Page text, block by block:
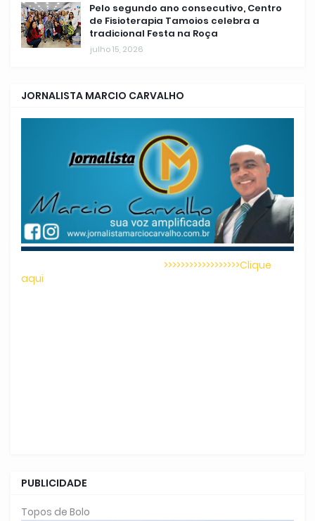
Pelo segundo ano consecutivo, Centro
de Fisioterapia Tamoios celebra a
tradicional Festa na Roça
julho 15, 2026
JORNALISTA MARCIO CARVALHO
>>>>>>>>>>>>>>>>>>Clique
aqui
PUBLICIDADE
Topos de Bolo